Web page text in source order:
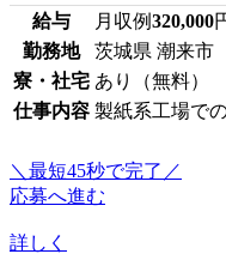
給与 月収例320,000
勤務地
茨城県 潮来市
寮・社宅 あり（無料）
仕事内容 製紙系工場で
＼最短45秒で完了／
応募へ進む
詳しく